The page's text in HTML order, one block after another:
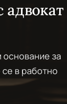
адвокат
основание за
в работно